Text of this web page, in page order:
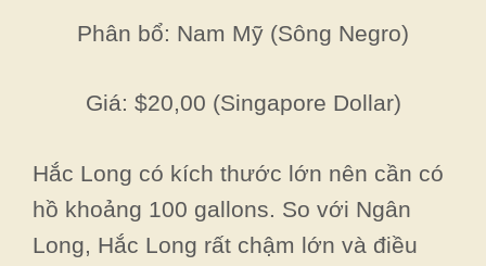
Phân bổ: Nam Mỹ (Sông Negro)
Giá: $20,00 (Singapore Dollar)
Hắc Long có kích thước lớn nên cần có
hồ khoảng 100 gallons. So với Ngân
Long, Hắc Long rất chậm lớn và điều